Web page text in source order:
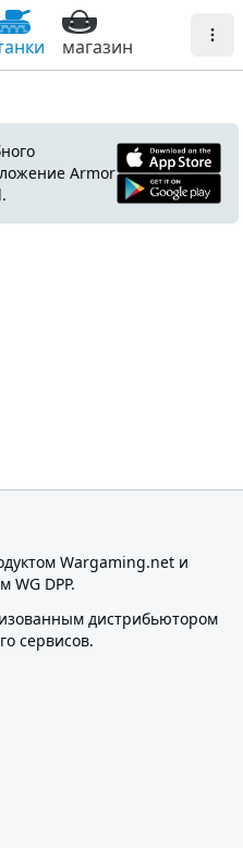
магазин
Armor
Wargaming.net и
WG DPP.
дистрибьютором
сервисов.